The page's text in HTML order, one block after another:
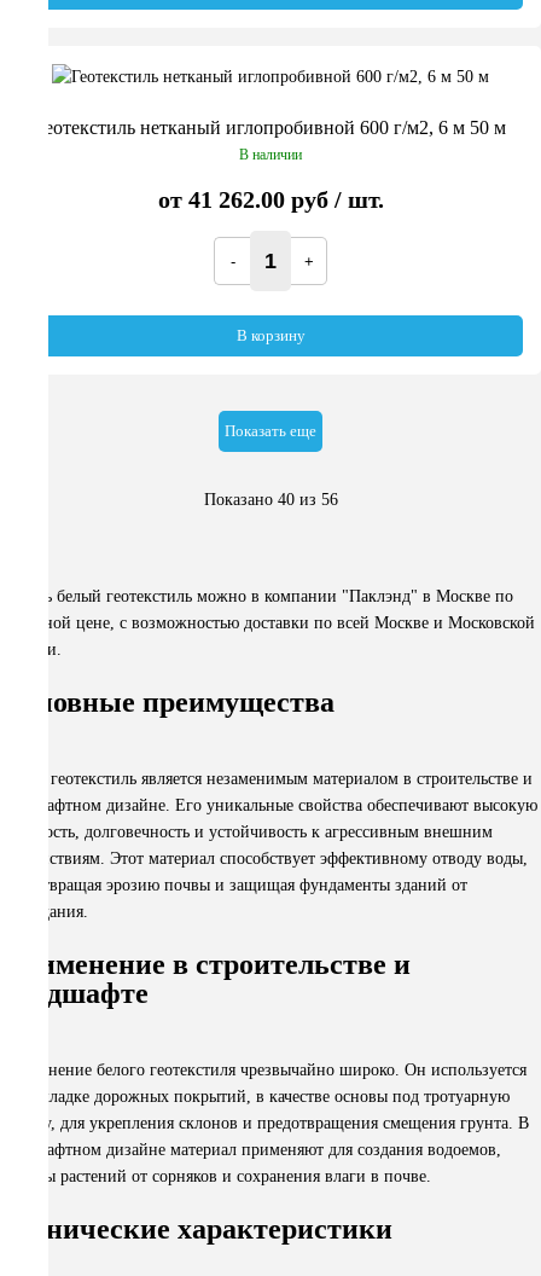
Геотекстиль нетканый иглопробивной 600 г/м2, 6 м 50 м
В наличии
от 41 262.00 руб/ шт.
В корзину
Показать еще
Показано 40из 56
Купить белый геотекстиль можно в компании "Паклэнд" в Москве по
выгодной цене, с возможностью доставки по всей Москве и Московской
области.
Основные преимущества
Белый геотекстиль является незаменимым материалом в строительстве и
ландшафтном дизайне. Его уникальные свойства обеспечивают высокую
прочность, долговечность и устойчивость к агрессивным внешним
воздействиям. Этот материал способствует эффективному отводу воды,
предотвращая эрозию почвы и защищая фундаменты зданий от
проседания.
Применение в строительстве и
ландшафте
Применение белого геотекстиля чрезвычайно широко. Он используется
при укладке дорожных покрытий, в качестве основы под тротуарную
плитку, для укрепления склонов и предотвращения смещения грунта. В
ландшафтном дизайне материал применяют для создания водоемов,
защиты растений от сорняков и сохранения влаги в почве.
Технические характеристики